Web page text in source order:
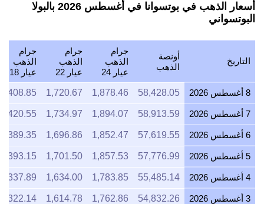
أسعار الذهب في بوتسوانا في أغسطس 2026 بالبولا
البوتسواني
التاريخ
أونصة
الذهب
جرام
الذهب
عيار 24
جرام
الذهب
عيار 22
جرام
الذهب
عيار 18
8 أغسطس 2026 58,428.05
1,878.46
1,720.67
1,408.85
7 أغسطس 2026 58,913.59
1,894.07
1,734.97
1,420.55
6 أغسطس 2026 57,619.55
1,852.47
1,696.86
1,389.35
5 أغسطس 2026 57,776.99
1,857.53
1,701.50
1,393.15
4 أغسطس 2026 55,485.14
1,783.85
1,634.00
1,337.89
3 أغسطس 2026 54,832.26
1,762.86
1,614.78
1,322.14